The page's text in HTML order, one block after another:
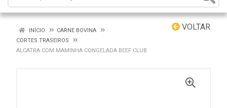
VOLTAR
INÍCIO
CARNE BOVINA
CORTES TRASEIROS
ALCATRA COM MAMINHA CONGELADA BEEF CLUB